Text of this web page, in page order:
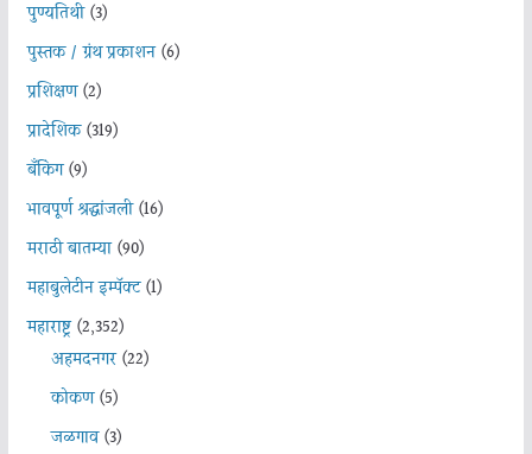
पुण्यतिथी(3)
पुस्तक / ग्रंथ प्रकाशन(6)
प्रशिक्षण(2)
प्रादेशिक(319)
बँकिंग(9)
भावपूर्ण श्रद्धांजली(16)
मराठी बातम्या(90)
महाबुलेटीन इम्पॅक्ट(1)
महाराष्ट्र(2,352)
अहमदनगर(22)
कोकण(5)
जळगाव(3)